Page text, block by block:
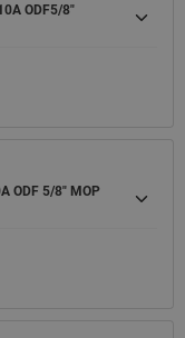
ODF5/8"
ODF 5/8" MOP